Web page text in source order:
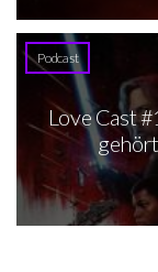
Podcast
Love Cast